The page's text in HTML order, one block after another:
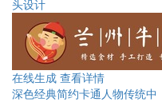
头设计
在线生成 查看详情
深色经典简约卡通人物传统中